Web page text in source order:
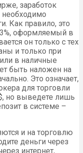
заработок
необходимо
Как правило, это
оформляемый в
он только с тех
и только при
в наличные
быть наложен на
Это означает,
для торговли
но выведете лишь
в системе –
и на торговлю
деньги через
интернет,